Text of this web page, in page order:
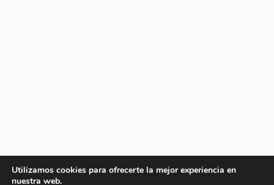
Utilizamos cookies para ofrecerte la mejor experiencia en
nuestra web.